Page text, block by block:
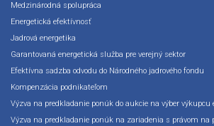
Medzinárodná spolupráca
Energetická efektívnosť
Jadrová energetika
Garantovaná energetická služba pre verejný sektor
Efektívna sadzba odvodu do Národného jadrového fondu
Kompenzácia podnikateľom
Výzva na predkladanie ponúk do aukcie na výber výkupcu
Výzva na predkladanie ponúk na zariadenia s právom na